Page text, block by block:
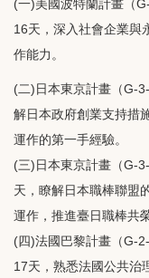
(一)美國波特蘭計畫（
16天，深入社會企業與
作能力。
(二)日本東京計畫（G-
解日本政府創業支持措
運作的第一手經驗。
(三)日本東京計畫（G-
天，瞭解日本職棒聯盟
運作，推進臺日職棒共
(四)法國巴黎計畫（G-
17天，熟悉法國公共治